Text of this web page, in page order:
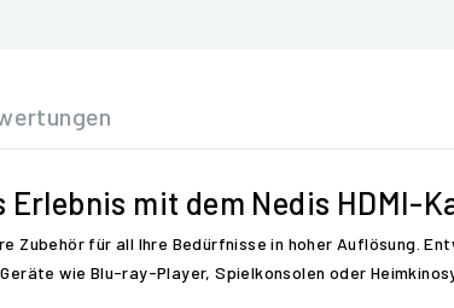
mit dem Nedis HDMI-
Zubehör für all Ihre Bedürfnisse in hoher Auflösung.
wie Blu-ray-Player, Spielkonsolen oder